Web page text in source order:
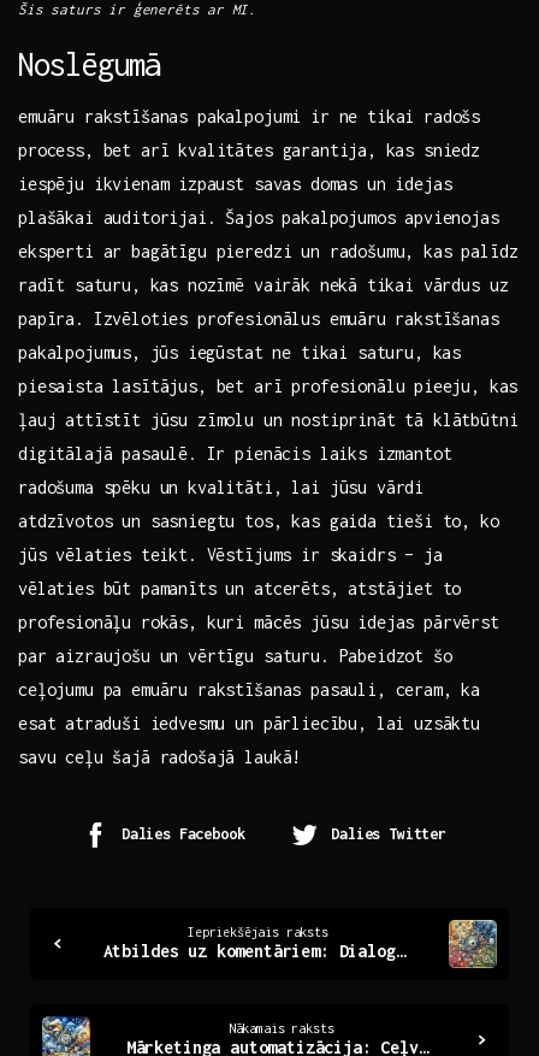
Šis saturs ir ģenerēts ⁣ar ⁣MI.
Noslēgumā
emuāru rakstīšanas pakalpojumi ir ne tikai radošs
process, bet arī kvalitātes garantija, ⁣kas sniedz
iespēju ikvienam⁣ izpaust savas ‍domas‌ un idejas
plašākai auditorijai. Šajos⁤ pakalpojumos apvienojas
eksperti ar bagātīgu pieredzi ‍un radošumu, ⁣kas palīdz
⁣radīt saturu, kas‍ nozīmē vairāk‌ nekā ⁤tikai vārdus uz
papīra. Izvēloties profesionālus emuāru ⁤rakstīšanas
pakalpojumus,⁣ jūs ⁤iegūstat ne tikai saturu, kas
piesaista lasītājus, bet arī profesionālu ⁣pieeju, ⁣kas⁤
ļauj attīstīt jūsu ​zīmolu un nostiprināt tā‍ klātbūtni
digitālajā pasaulē.⁤ Ir pienācis laiks izmantot
radošuma spēku un kvalitāti, lai jūsu vārdi
atdzīvotos un sasniegtu tos, kas​ gaida⁣ tieši to, ko
jūs vēlaties⁢ teikt. Vēstījums ir skaidrs – ja
vēlaties būt pamanīts un atcerēts, atstājiet⁣ to
profesionāļu‍ rokās, kuri mācēs jūsu idejas pārvērst‍
par aizraujošu un vērtīgu saturu. Pabeidzot šo
‍ceļojumu pa emuāru rakstīšanas pasauli, ceram, ⁤ka
esat ⁣atraduši iedvesmu un pārliecību, lai uzsāktu
savu ceļu šajā radošajā laukā!
Dalies Facebook Dalies Twitter
Reading
Iepriekšējais raksts
Atbildes uz komentāriem: Dialogs un pieredze tiešsaistē
Nākamais raksts
Mārketinga automatizācija: Ceļvedis mūsdienu biznesam